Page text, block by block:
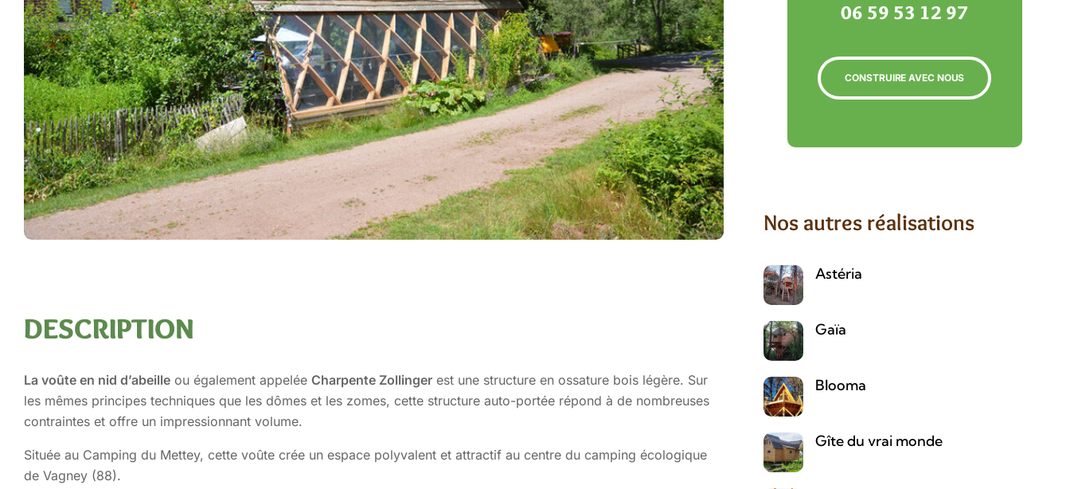
DESCRIPTION
La voûte en nid d’abeille ou également appelée Charpente Zollinger est une structure en ossature bois légère. Sur
les mêmes principes techniques que les dômes et les zomes, cette structure auto-portée répond à de nombreuses
contraintes et offre un impressionnant volume.
Située au Camping du Mettey, cette voûte crée un espace polyvalent et attractif au centre du camping écologique
de Vagney (88).
06 59 53 12 97
CONSTRUIRE AVEC NOUS
Nos autres réalisations
Astéria
Gaïa
Blooma
Gîte du vrai monde